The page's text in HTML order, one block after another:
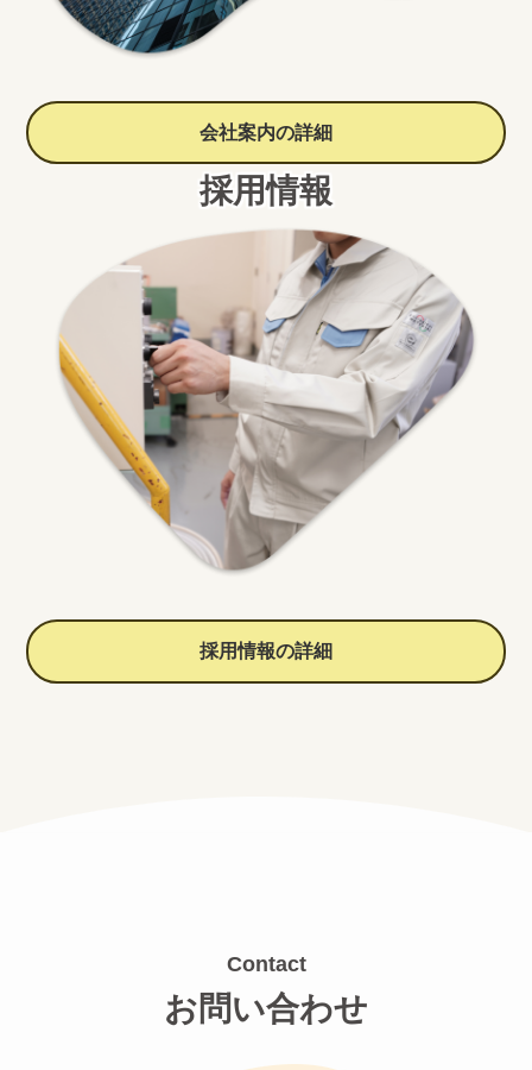
会社案内の詳細
採用情報
採用情報の詳細
Contact
お問い合わせ